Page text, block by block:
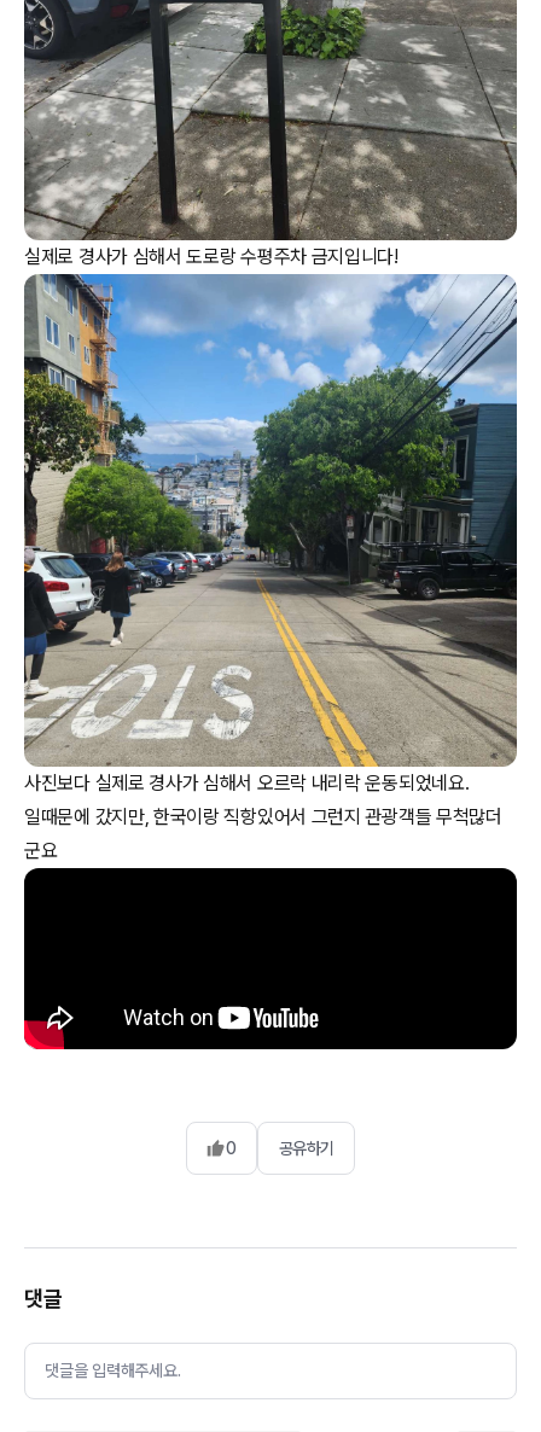
실제로 경사가 심해서 도로랑 수평주차 금지입니다!
사진보다 실제로 경사가 심해서 오르락 내리락 운동되었네요.
일때문에 갔지만, 한국이랑 직항있어서 그런지 관광객들 무척많더
군요
0 공유하기
댓글
댓글을 입력해주세요.